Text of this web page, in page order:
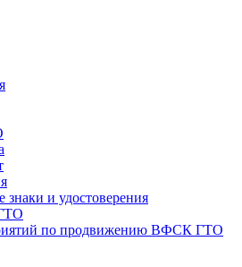
и удостоверения
по продвижению ВФСК ГТО